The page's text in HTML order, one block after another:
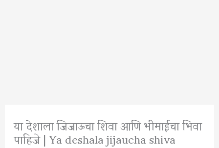
या देशाला जिजाऊचा शिवा आणि भीमाईचा भिवा
पाहिजे | Ya deshala jijaucha shiva